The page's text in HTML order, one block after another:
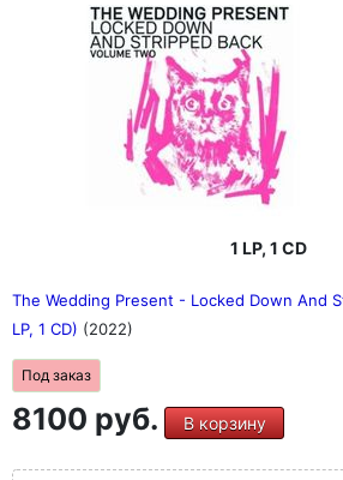
1 LP, 1 CD
The Wedding Present - Locked Down And
LP, 1 CD) (2022)
Под заказ
8100 руб. В корзину